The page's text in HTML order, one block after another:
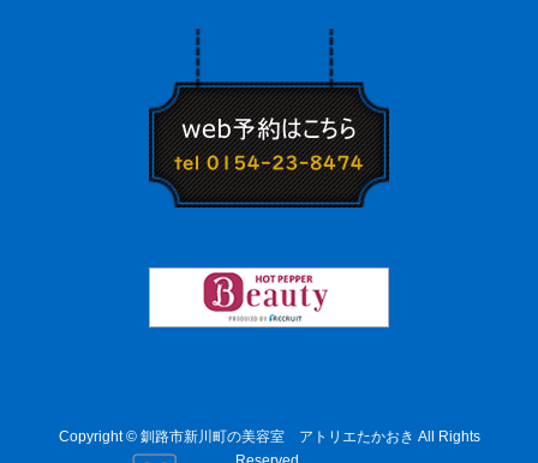
Copyright © 釧路市新川町の美容室 アトリエたかおき All Rights